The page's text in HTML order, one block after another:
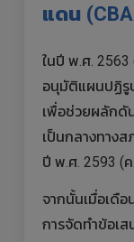
แดน
ในปี พ.ศ.
อนุมัติแผนปฏิรูป
เพื่อช่วยผลักดั
เป็นกลางทางส
ปี พ.ศ. 2593 (
จากนั้นเมื่อเดื
การจัดทำข้อเส